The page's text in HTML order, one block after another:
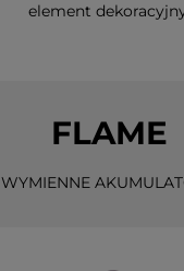
element
FLAME
WYMIENNE